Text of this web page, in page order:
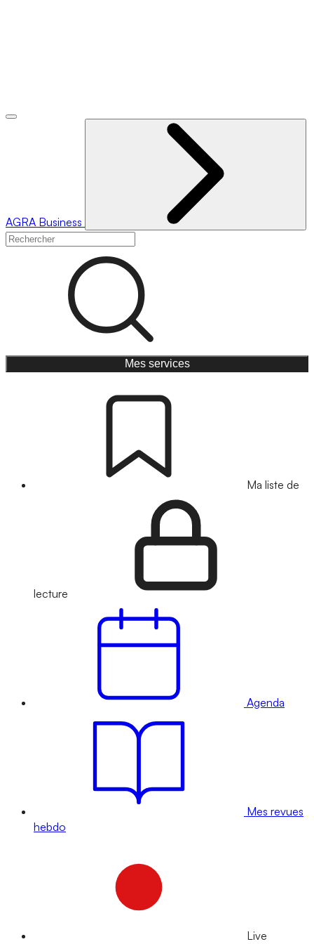
AGRA Business
Mes services
Ma liste de
lecture
Agenda
Mes revues
hebdo
Live